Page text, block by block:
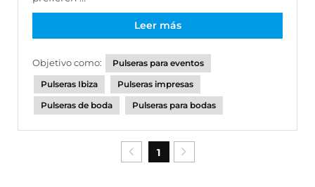
Leer más
Objetivo como:
Pulseras para eventos
Pulseras Ibiza
Pulseras impresas
Pulseras de boda
Pulseras para bodas
1